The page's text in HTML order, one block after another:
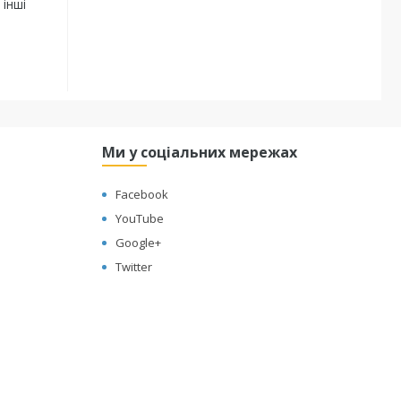
Ми у соціальних мережах
Facebook
YouTube
Google+
Twitter